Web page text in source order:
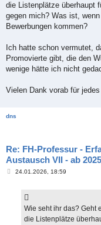
die Listenplätze überhaupt
gegen mich? Was ist,
Bewerbungen kommen?
Ich hatte schon vermutet,
Promovierte gibt, die den
wenige hätte ich nicht
Vielen Dank vorab für
dns
Re: FH-Professur -
Austausch VII - ab 2025
B24.01.2026, 18:59
Wie seht ihr das? Geht
die Listenplätze